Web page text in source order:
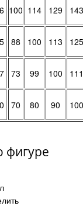
100 114 129 143
88 100 113 125
73 99 100 111
70 80 90 100
фигуре